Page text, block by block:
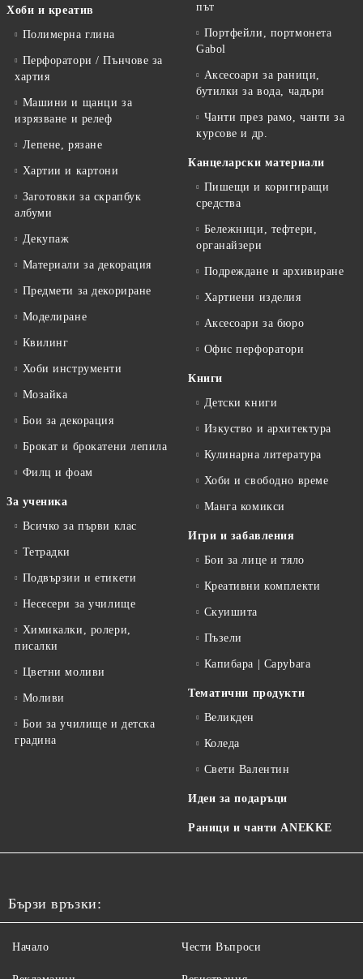
Хоби и креатив
Полимерна глина
Перфоратори / Пънчове за
хартия
Машини и щанци за
изрязване и релеф
Лепене, рязане
Хартии и картони
Заготовки за скрапбук
албуми
Декупаж
Материали за декорация
Предмети за декориране
Моделиране
Квилинг
Хоби инструменти
Мозайка
Бои за декорация
Брокат и брокатени лепила
Филц и фоам
За ученика
Всичко за първи клас
Тетрадки
Подвързии и етикети
Несесери за училище
Химикалки, ролери,
писалки
Цветни моливи
Моливи
Бои за училище и детска
градина
път
Портфейли, портмонета
Gabol
Аксесоари за раници,
бутилки за вода, чадъри
Чанти през рамо, чанти за
курсове и др.
Канцеларски материали
Пишещи и коригиращи
средства
Бележници, тефтери,
органайзери
Подреждане и архивиране
Хартиени изделия
Аксесоари за бюро
Офис перфоратори
Книги
Детски книги
Изкуство и архитектура
Кулинарна литература
Хоби и свободно време
Манга комикси
Игри и забавления
Бои за лице и тяло
Креативни комплекти
Скуишита
Пъзели
Капибара | Capybara
Тематични продукти
Великден
Коледа
Свети Валентин
Идеи за подаръци
Раници и чанти ANEKKE
Бързи връзки:
Начало Чести Въпроси